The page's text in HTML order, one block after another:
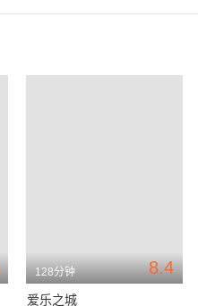
8.4
128分钟
爱乐之城